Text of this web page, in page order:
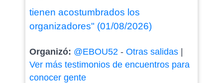
tienen acostumbrados los
organizadores" (01/08/2026)
Organizó: @EBOU52 - Otras salidas|
Ver más testimonios de encuentros para
conocer gente